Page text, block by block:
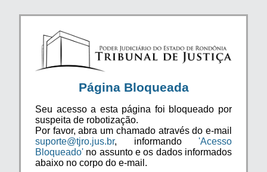
Página Bloqueada
Seu acesso a esta página foi bloqueado por
suspeita de robotização.
Por favor, abra um chamado através do e-mail
suporte@tjro.jus.br, informando 'Acesso
Bloqueado' no assunto e os dados informados
abaixo no corpo do e-mail.